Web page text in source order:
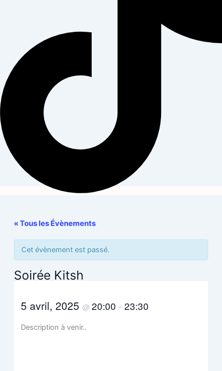
« Tous les Évènements
Cet évènement est passé.
Soirée Kitsh
5 avril, 2025@20:00–23:30
Description à venir..